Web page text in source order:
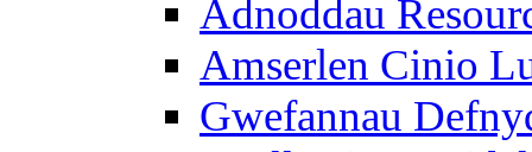
Adnoddau
Amserlen Cinio
Gwefannau